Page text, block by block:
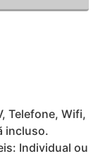
Telefone, Wifi,
incluso.
Individual ou